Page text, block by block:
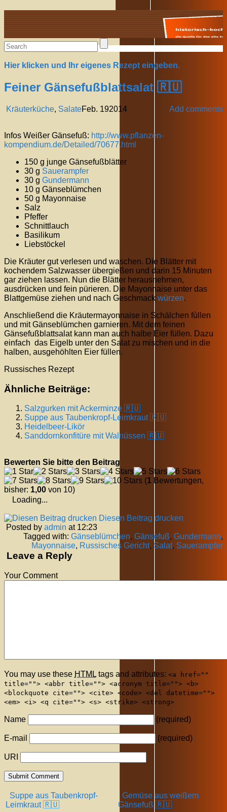
Alte Rezepte online
Hier klicken und Ihr eigenes Rezept eingeben.
Feiner Gänsefußblattsalat 🇷🇺
Kräuterküche, Salate Add comments
Feb. 192014
Infos Weißer Gänsefuß: http://www.pflanzen-
kompendium.de/Detailed/70677.html
150 g junge Gänsefußblätter
30 g Sauerampfer
30 g Gundermann
10 g Gänseblümchen
50 g Mayonnaise
Salz
Pfeffer
Schnittlauch
Basilikum
Liebstöckel
Die Kräuter gut verlesen und waschen. Die Blätter mit
kochendem Salzwasser übergießen und darin 15 Minuten
gar ziehen lassen. Nun die Blätter herausnehmen,
ausdrücken und fein pürieren. Die Mayonnaise unter das
Blattgemüse ziehen und nach Geschmack würzen.
Anschließend die Kräutermayonnaise in Schälchen fùllen
und mit Gänseblümchen garnieren. Mit dem feinen
Gänsefußblattsalat kann man auch halbe Eier füllen. Dazu
einfach das Eigelb unter den Salat zu mischen und in die
halben, ausgehöhlten Eier füllen.
Russisches Rezept
Ähnliche Beiträge:
Salzgurken mit Ackerminze 🇷🇺
Suppe aus Taubenkropf-Leimkraut 🇷🇺
Heidelbeer-Likör
Sanddornkonfitüre mit Walnüssen 🇷🇺
Bewerten Sie bitte den Beitrag
(1 Bewertungen,
bisher: 1,00 von 10)
Loading...
Diesen Beitrag drucken
Posted by admin at 12:23
Tagged with: Gänseblümchen, Gänsefuß, Gundermann,
Mayonnaise, Russisches Gericht, Salat, Sauerampfer
Leave a Reply
Your Comment
You may use these HTML tags and attributes: <a href=""
title=""> <abbr title=""> <acronym title=""> <b>
<blockquote cite=""> <cite> <code> <del datetime="">
<em> <i> <q cite=""> <s> <strike> <strong>
Name (required)
E-mail (required)
URI
Suppe aus Taubenkropf-
Leimkraut 🇷🇺
Gemüse aus weißem
Gänsefuß 🇷🇺